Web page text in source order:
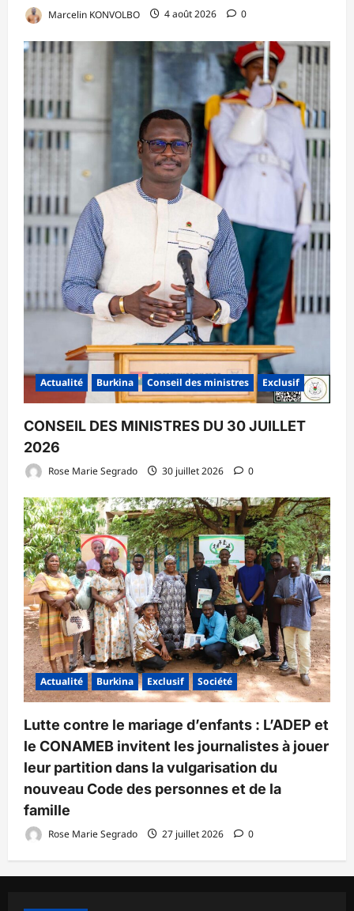
Marcelin KONVOLBO 4 août 2026 0
Actualité Burkina Conseil des ministres Exclusif
CONSEIL DES MINISTRES DU 30 JUILLET
2026
Rose Marie Segrado 30 juillet 2026 0
Actualité Burkina Exclusif Société
Lutte contre le mariage d’enfants : L’ADEP et
le CONAMEB invitent les journalistes à jouer
leur partition dans la vulgarisation du
nouveau Code des personnes et de la
famille
Rose Marie Segrado 27 juillet 2026 0